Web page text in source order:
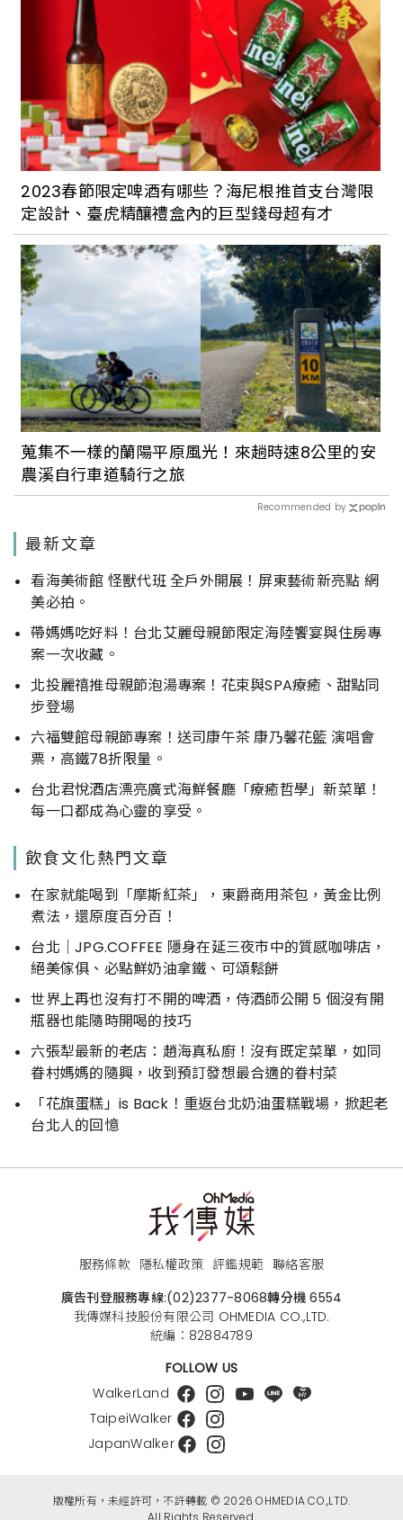
2023春節限定啤酒有哪些？海尼根推首支台灣限
定設計、臺虎精釀禮盒內的巨型錢母超有才
蒐集不一樣的蘭陽平原風光！來趟時速8公里的安
農溪自行車道騎行之旅
Recommended by
最新文章
看海美術館 怪獸代班 全戶外開展！屏東藝術新亮點 網
美必拍。
帶媽媽吃好料！台北艾麗母親節限定海陸饗宴與住房專
案一次收藏。
北投麗禧推母親節泡湯專案！花束與SPA療癒、甜點同
步登場
六福雙館母親節專案！送司康午茶 康乃馨花籃 演唱會
票，高鐵78折限量。
台北君悅酒店漂亮廣式海鮮餐廳「療癒哲學」新菜單！
每一口都成為心靈的享受。
飲食文化熱門文章
在家就能喝到「摩斯紅茶」，東爵商用茶包，黃金比例
煮法，還原度百分百！
台北｜JPG.COFFEE 隱身在延三夜市中的質感咖啡店，
絕美傢俱、必點鮮奶油拿鐵、可頌鬆餅
世界上再也沒有打不開的啤酒，侍酒師公開 5 個沒有開
瓶器也能隨時開喝的技巧
六張犁最新的老店：趙海真私廚！沒有既定菜單，如同
眷村媽媽的隨興，收到預訂發想最合適的眷村菜
「花旗蛋糕」is Back！重返台北奶油蛋糕戰場，掀起老
台北人的回憶
服務條款 隱私權政策 評鑑規範 聯絡客服
廣告刊登服務專線:(02)2377-8068轉分機 6554
我傳媒科技股份有限公司 OHMEDIA CO.,LTD.
統編：82884789
FOLLOW US
WalkerLand
TaipeiWalker
JapanWalker
版權所有，未經許可，不許轉載 © 2026 OHMEDIA CO.,LTD.
All Rights Reserved.